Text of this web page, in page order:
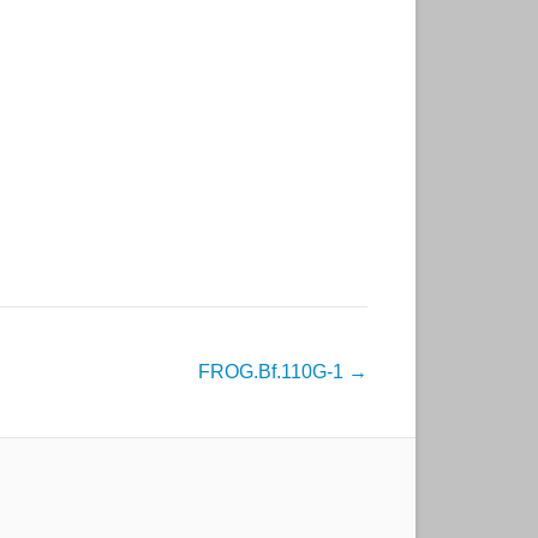
FROG.Bf.110G-1 →